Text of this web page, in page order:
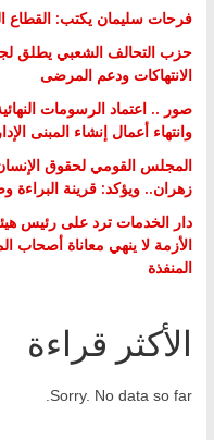
فرحات سليمان يكتب: القطاع
حزب التحالف الشعبي يطلق
الانتهاكات ودعم المرضى
صور .. اعتماد الرسومات
وانتهاء أعمال إنشاء المبنى
المجلس القومي لحقوق
زهران.. ويؤكد: قرينة البراءة
دار الخدمات ترد على رئيس
الأزمة لا ينهي معاناة
المنفذة
الأكثر قراءة
Sorry. No data so far.